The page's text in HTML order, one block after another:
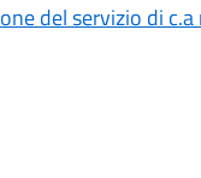
del servizio di